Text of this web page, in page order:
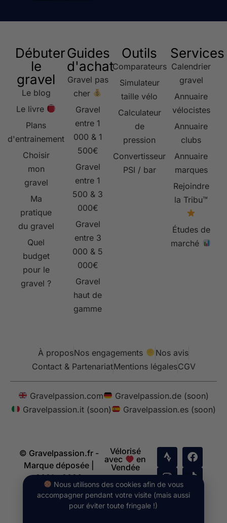
Débuter
le
gravel
Le blog
Le livre
Plans
d'entrainement
Choisir
mon
gravel
Ma
pratique
du gravel
Quel
budget
pour le
gravel ?
Guides
d'achat
Gravel pas
cher
Gravel
entre 1
000 & 1
500€
Gravel
entre 1
500 & 3
000€
Gravel
entre 3
000 & 5
000€
Gravel
haut de
gamme
Outils
Comparateurs
Simulateur
taille vélo
Calculateur
de
pression
Convertisseur
PSI / bar
Services
Calendrier
gravel
Annuaire
vélocistes
Annuaire
clubs
Annuaire
marques
Rejoindre
la Tribu™
Études de
marché
À proposNos engagements
Nos avis
Contact & PartenariatMentions légalesCGV
Gravelpassion.com
Gravelpassion.de (soon)
Gravelpassion.it (soon)
Gravelpassion.es (soon)
© Gravelpassion.fr -
Marque déposée |
2021 - 2026
Vélorisé
avec
en
Vendée
Nous utilisons des cookies afin de vous
accompagner pendant votre visite (mais aussi
pour éviter toute fringale !)